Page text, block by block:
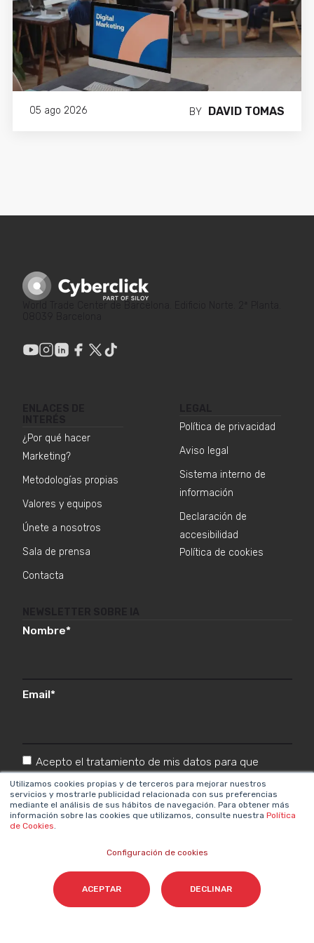
Utilizamos cookies propias y de terceros para mejorar nuestros
servicios y mostrarle publicidad relacionada con sus preferencias
mediante el análisis de sus hábitos de navegación. Para obtener más
información sobre las cookies que utilizamos, consulte nuestra Política
de Cookies.
Configuración de cookies
ACEPTAR DECLINAR
Ricard Blanco Jové
Digital Marketing Manager
05 ago 2026 BY DAVID TOMAS
¿Por qué hacer
Marketing?
Metodologías propias
Valores y equipos
Únete a nosotros
Sala de prensa
Contacta
Política de privacidad
Aviso legal
Sistema interno de
información
Declaración de
accesibilidad
Política de cookies
Nombre*
Email*
Acepto el tratamiento de mis datos para que
Cyberclick me contacte conforme a la
Política de Privacidad.*